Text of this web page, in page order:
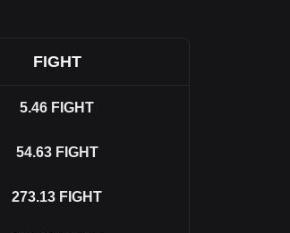
FIGHT
5.46 FIGHT
54.63 FIGHT
273.13 FIGHT